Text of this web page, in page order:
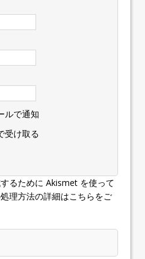
ルで通知
受け取る
るために Akismet を使って
理方法の詳細はこちらをご